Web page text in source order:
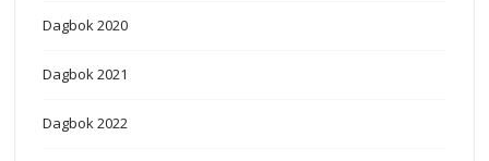
Dagbok 2020
Dagbok 2021
Dagbok 2022